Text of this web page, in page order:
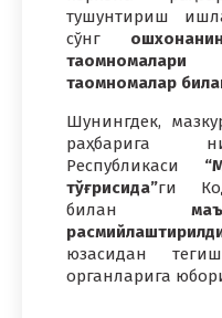
тушунтириш
сўнг
таомномалар
Шунингдек,
раҳбарига
Республикаси
тўғрисида”ги
билан
юзасидан
органларига